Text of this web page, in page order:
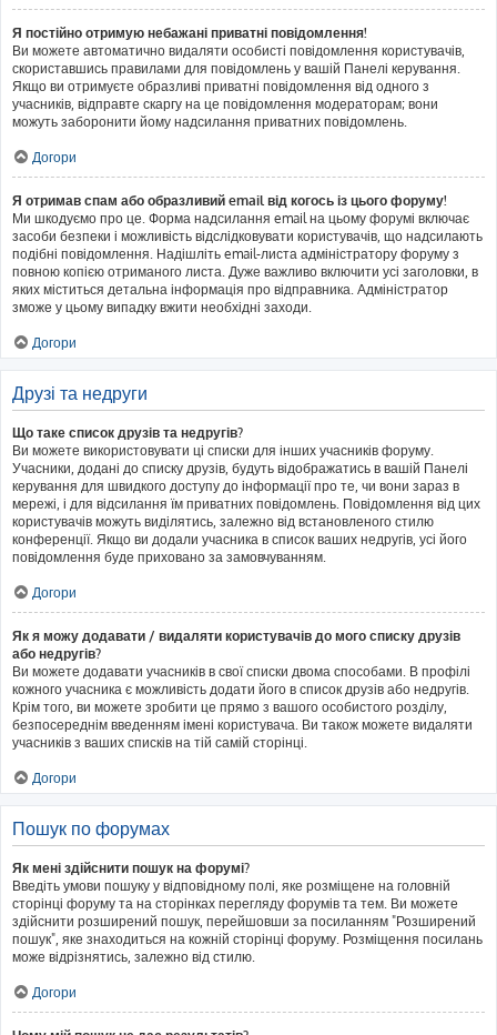
Я постійно отримую небажані приватні повідомлення!
Ви можете автоматично видаляти особисті повідомлення користувачів,
скориставшись правилами для повідомлень у вашій Панелі керування.
Якщо ви отримуєте образливі приватні повідомлення від одного з
учасників, відправте скаргу на це повідомлення модераторам; вони
можуть заборонити йому надсилання приватних повідомлень.
Догори
Я отримав спам або образливий email від когось із цього форуму!
Ми шкодуємо про це. Форма надсилання email на цьому форумі включає
засоби безпеки і можливість відслідковувати користувачів, що надсилають
подібні повідомлення. Надішліть email-листа адміністратору форуму з
повною копією отриманого листа. Дуже важливо включити усі заголовки, в
яких міститься детальна інформація про відправника. Адміністратор
зможе у цьому випадку вжити необхідні заходи.
Догори
Друзі та недруги
Що таке список друзів та недругів?
Ви можете використовувати ці списки для інших учасників форуму.
Учасники, додані до списку друзів, будуть відображатись в вашій Панелі
керування для швидкого доступу до інформації про те, чи вони зараз в
мережі, і для відсилання їм приватних повідомлень. Повідомлення від цих
користувачів можуть виділятись, залежно від встановленого стилю
конференції. Якщо ви додали учасника в список ваших недругів, усі його
повідомлення буде приховано за замовчуванням.
Догори
Як я можу додавати / видаляти користувачів до мого списку друзів
або недругів?
Ви можете додавати учасників в свої списки двома способами. В профілі
кожного учасника є можливість додати його в список друзів або недругів.
Крім того, ви можете зробити це прямо з вашого особистого розділу,
безпосереднім введенням імені користувача. Ви також можете видаляти
учасників з ваших списків на тій самій сторінці.
Догори
Пошук по форумах
Як мені здійснити пошук на форумі?
Введіть умови пошуку у відповідному полі, яке розміщене на головній
сторінці форуму та на сторінках перегляду форумів та тем. Ви можете
здійснити розширений пошук, перейшовши за посиланням "Розширений
пошук", яке знаходиться на кожній сторінці форуму. Розміщення посилань
може відрізнятись, залежно від стилю.
Догори